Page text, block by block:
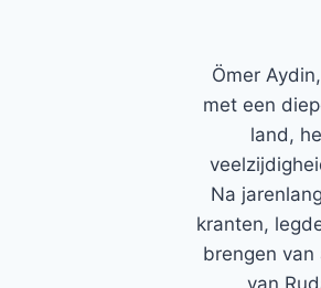
Ömer
met een
land,
Na
kranten,
brengen
van